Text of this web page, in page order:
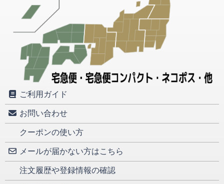
ご利用ガイド
お問い合わせ
クーポンの使い方
メールが届かない方はこちら
注文履歴や登録情報の確認